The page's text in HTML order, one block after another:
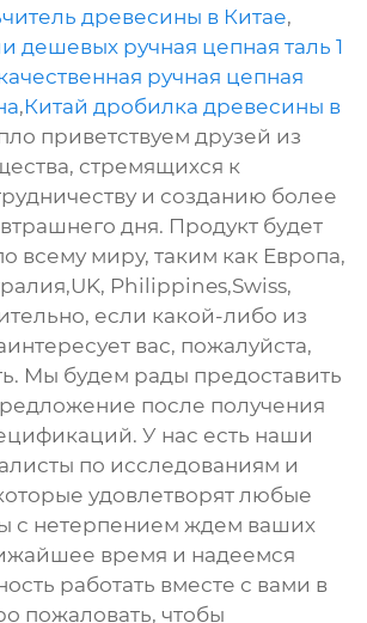
древесины в Китае,
дешевых ручная цепная таль 1
ручная цепная
,Китай дробилка древесины в
приветствуем друзей из
стремящихся к
и созданию более
дня. Продукт будет
всему миру, таким как Европа,
Philippines,Swiss,
если какой-либо из
вас, пожалуйста,
Мы будем рады предоставить
после получения
У нас есть наши
по исследованиям и
удовлетворят любые
с нетерпением ждем ваших
время и надеемся
работать вместе с вами в
пожаловать, чтобы